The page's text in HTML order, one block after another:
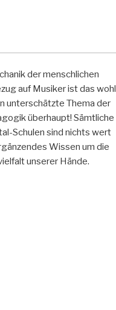
der menschlichen
auf Musiker ist das wohl
unterschätzte Thema der
überhaupt! Sämtliche
Schulen sind nichts wert
Wissen um die
unserer Hände.